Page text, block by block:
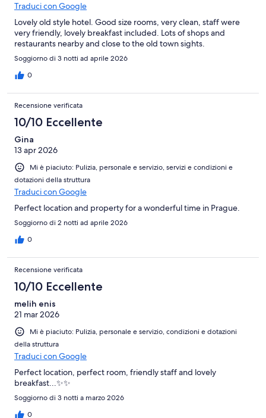
Traduci con Google
Lovely old style hotel. Good size rooms, very clean, staff were
very friendly, lovely breakfast included. Lots of shops and
restaurants nearby and close to the old town sights.
Soggiorno di 3 notti ad aprile 2026
0
Recensione verificata
10/10 Eccellente
Gina
13 apr 2026
Mi è piaciuto: Pulizia, personale e servizio, servizi e condizioni e
dotazioni della struttura
Traduci con Google
Perfect location and property for a wonderful time in Prague.
Soggiorno di 2 notti ad aprile 2026
0
Recensione verificata
10/10 Eccellente
melih enis
21 mar 2026
Mi è piaciuto: Pulizia, personale e servizio, condizioni e dotazioni
della struttura
Traduci con Google
Perfect location, perfect room, friendly staff and lovely
breakfast...✨️✨️
Soggiorno di 3 notti a marzo 2026
0